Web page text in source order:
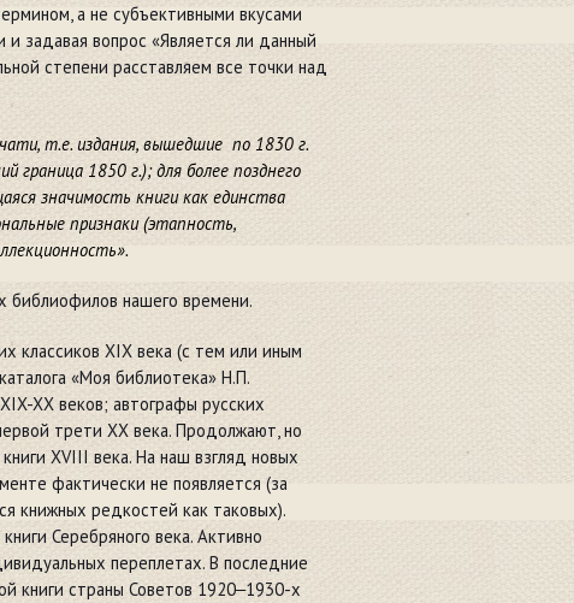
а не субъективными вкусами
и задавая вопрос «Является ли данный
степени расставляем все точки над
т.е. издания, вышедшие по 1830 г.
граница 1850 г.); для более позднего
значимость книги как единства
признаки (этапность,
библиофилов нашего времени.
классиков XIX века (с тем или иным
«Моя библиотека» Н.П.
XX веков; автографы русских
трети ХХ века. Продолжают, но
XVIII века. На наш взгляд новых
фактически не появляется (за
книжных редкостей как таковых).
Серебряного века. Активно
переплетах. В последние
книги страны Советов 1920‒1930-х